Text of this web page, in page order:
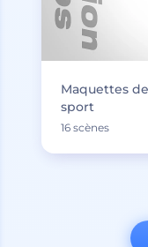
Maquettes
sport
16 scènes